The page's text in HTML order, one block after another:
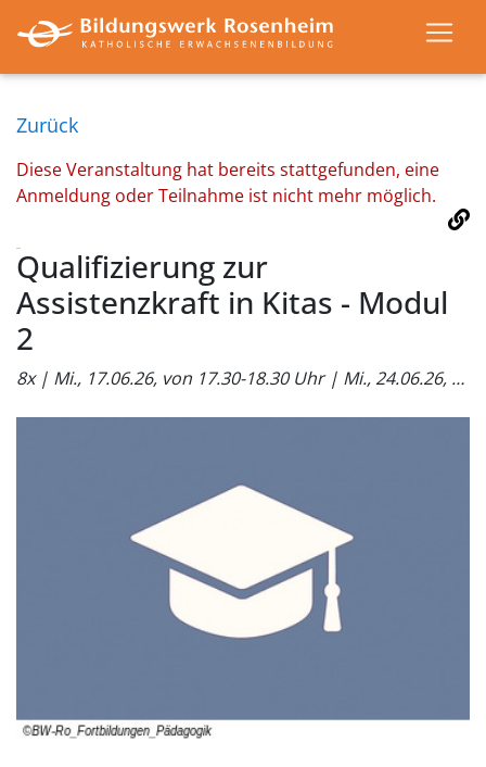
Zurück
Diese Veranstaltung hat bereits stattgefunden, eine
Anmeldung oder Teilnahme ist nicht mehr möglich.
Qualifizierung zur
Assistenzkraft in Kitas - Modul
2
8x | Mi., 17.06.26, von 17.30-18.30 Uhr | Mi., 24.06.26, von 15.00-18.30 Uhr | Do., 30.07.26, von 17.00-18.30 Uhr | Do., 17.09.26, von 14.30-18.30 Uhr | Do., 24.09.26, von 16.00-18.30 Uhr | Do., 01.10.26, von 16.00-18.30 Uhr | Do., 15.10.26, von 15.00-18.30 Uhr | Mi., 28.10.26, von 09.00-14.00 Uhr